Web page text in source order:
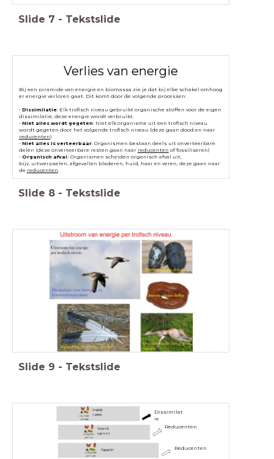
Slide 7 - Tekstslide
Verlies van energie
Bij een piramide van energie en biomassa zie je dat bij elke schakel omhoog
er energie verloren gaat. Dit komt door de volgende processen:
- Dissimilatie: Elk trofisch niveau gebruikt organische stoffen voor de eigen
dissimilatie, deze energie wordt verbruikt.
- Niet alles wordt gegeten: Niet elk organisme uit een trofisch niveau
wordt gegeten door het volgende trofisch niveau (deze gaan dood en naar
reducenten)
- Niet alles is verteerbaar: Organismen bestaan deels uit onverteerbare
delen (deze onverteerbare resten gaan naar reducenten of fossiliseren)
- Organisch afval: Organismen scheiden organisch afval uit,
bijv. uitwerpselen, afgevallen bladeren, huid, haar en veren, deze gaan naar
de reducenten.
Slide 8 - Tekstslide
Slide 9 - Tekstslide
Reducenten
Reducenten
Dissimilat
ie